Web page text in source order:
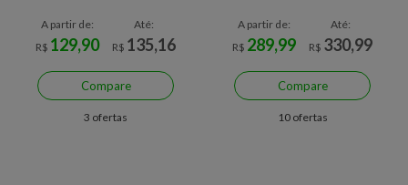
A partir de:
R$ 129,90
Até:
R$ 135,16
Compare
3 ofertas
A partir de:
R$ 289,99
Até:
R$ 330,99
Compare
10 ofertas